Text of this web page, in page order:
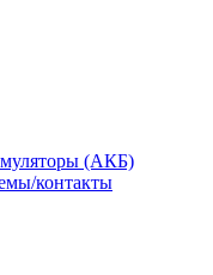
(АКБ)
контакты